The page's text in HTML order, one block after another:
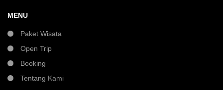
MENU
Paket Wisata
Open Trip
Booking
Tentang Kami